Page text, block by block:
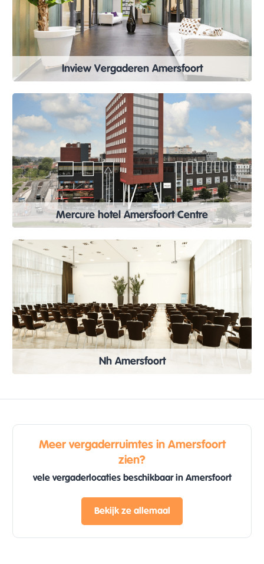
Inview Vergaderen Amersfoort
Mercure hotel Amersfoort Centre
Nh Amersfoort
Meer vergaderruimtes in Amersfoort
zien?
vele vergaderlocaties beschikbaar in Amersfoort
Bekijk ze allemaal